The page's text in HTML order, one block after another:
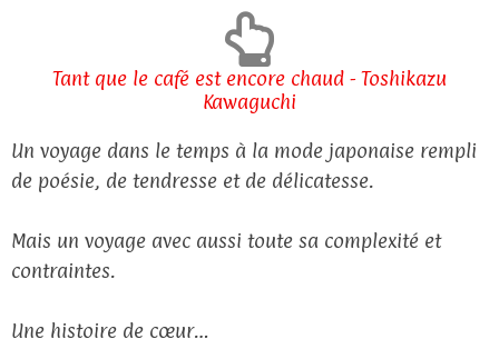
Tant que le café est encore chaud - Toshikazu
Kawaguchi
Un voyage dans le temps à la mode japonaise rempli
de poésie, de tendresse et de délicatesse.
Mais un voyage avec aussi toute sa complexité et
contraintes.
Une histoire de cœur…